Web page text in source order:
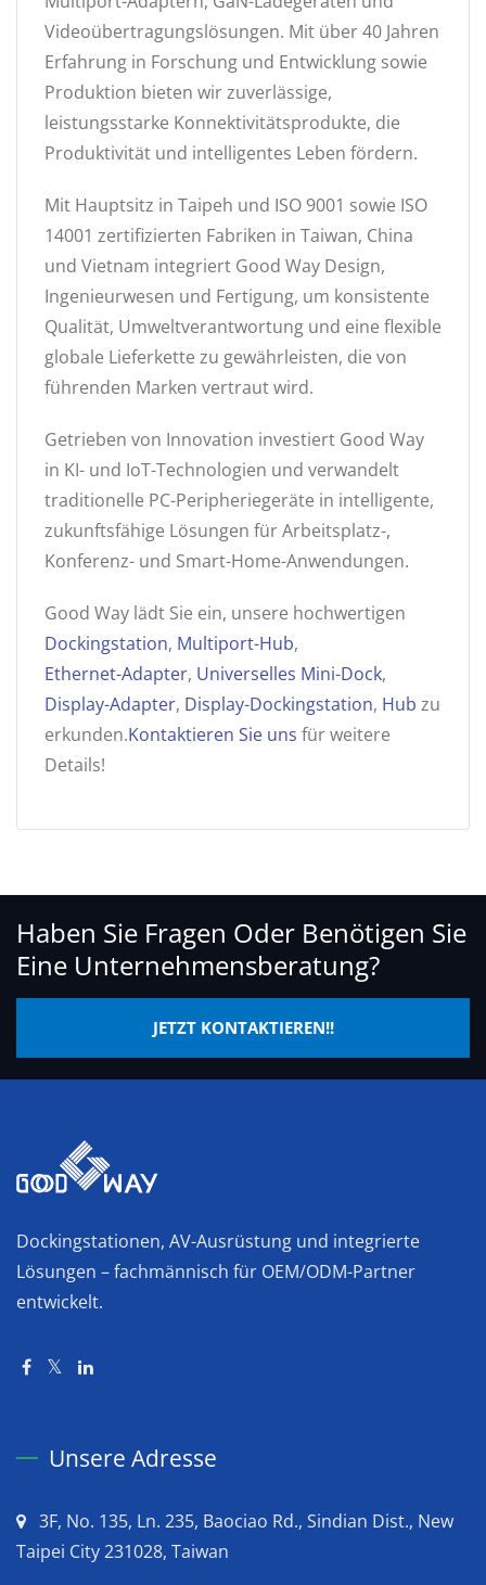
Videoübertragungslösungen. Mit über 40 Jahren
Erfahrung in Forschung und Entwicklung sowie
Produktion bieten wir zuverlässige,
leistungsstarke Konnektivitätsprodukte, die
Produktivität und intelligentes Leben fördern.
Mit Hauptsitz in Taipeh und ISO 9001 sowie ISO
14001 zertifizierten Fabriken in Taiwan, China
und Vietnam integriert Good Way Design,
Ingenieurwesen und Fertigung, um konsistente
Qualität, Umweltverantwortung und eine flexible
globale Lieferkette zu gewährleisten, die von
führenden Marken vertraut wird.
Getrieben von Innovation investiert Good Way
in KI- und IoT-Technologien und verwandelt
traditionelle PC-Peripheriegeräte in intelligente,
zukunftsfähige Lösungen für Arbeitsplatz-,
Konferenz- und Smart-Home-Anwendungen.
Good Way lädt Sie ein, unsere hochwertigen
Dockingstation, Multiport-Hub,
Ethernet-Adapter, Universelles Mini-Dock,
Display-Adapter, Display-Dockingstation, Hub zu
erkunden.Kontaktieren Sie uns für weitere
Details!
Haben Sie Fragen Oder Benötigen Sie
Eine Unternehmensberatung?
JETZT KONTAKTIEREN!!
Dockingstationen, AV-Ausrüstung und integrierte
Lösungen – fachmännisch für OEM/ODM-Partner
entwickelt.
Unsere Adresse
3F, No. 135, Ln. 235, Baociao Rd., Sindian Dist., New
Taipei City 231028, Taiwan